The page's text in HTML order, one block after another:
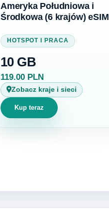
Ameryka Południowa i
Środkowa (6 krajów) eSIM
HOTSPOT I PRACA
10 GB
119.00 PLN
Zobacz kraje i sieci
Kup teraz